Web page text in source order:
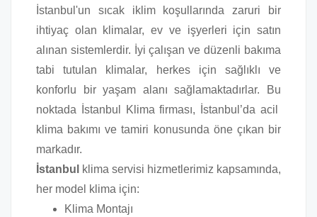
İstanbul'un sıcak iklim koşullarında zaruri bir
ihtiyaç olan klimalar, ev ve işyerleri için satın
alınan sistemlerdir. İyi çalışan ve düzenli bakıma
tabi tutulan klimalar, herkes için sağlıklı ve
konforlu bir yaşam alanı sağlamaktadırlar. Bu
noktada İstanbul Klima firması, İstanbul’da acil
klima bakımı ve tamiri konusunda öne çıkan bir
markadır.
İstanbul
klima servisi hizmetlerimiz kapsamında,
her model klima için:
Klima Montajı